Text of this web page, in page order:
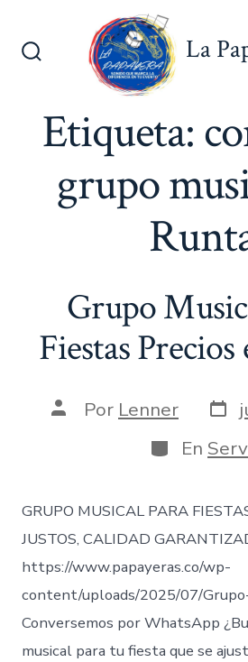
Alternar
La
Etiqueta:
grupo
Grupo
Fiestas
AutorPor Lenner
de
Categorías
En
GRUPO MUSICAL PARA
JUSTOS, CALIDAD
https://www.papayeras.co/wp-
content/uploads/2025/07/
Conversemos por WhatsApp
musical para tu fiesta que se